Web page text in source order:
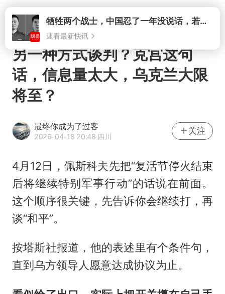
打开
另一种方式谈判？克宫这句
话，信息量太大，乌克兰大限
将至？
最终你成为了过客
2026-04-18 20:48·四川
关注
4月12日，佩斯科夫先把“复活节停火结束
后将继续特别军事行动”的话说在前面。
这个顺序很关键，先告诉你会继续打，再
谈“和平”。
按塔斯社报道，他的表述里有个条件句，
直到乌方领导人愿意达成协议为止。